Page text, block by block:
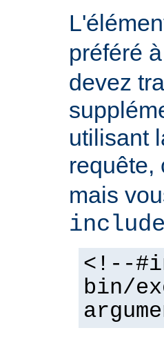
préféré à
devez
utilisant
mais
<!--
bin/